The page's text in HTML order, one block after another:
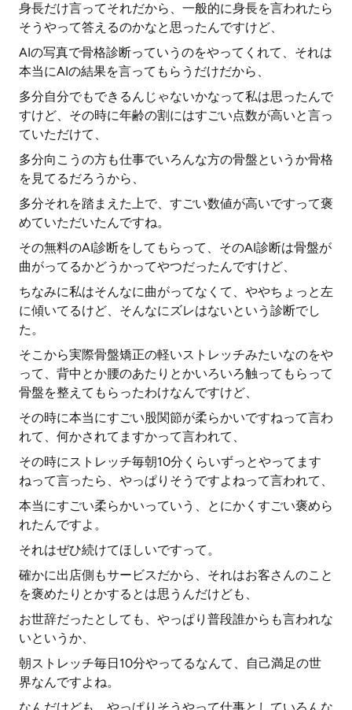
身長だけ言ってそれだから、一般的に身長を言われたら
そうやって答えるのかなと思ったんですけど、
AIの写真で骨格診断っていうのをやってくれて、それは
本当にAIの結果を言ってもらうだけだから、
多分自分でもできるんじゃないかなって私は思ったんで
すけど、その時に年齢の割にはすごい点数が高いと言っ
ていただけて、
多分向こうの方も仕事でいろんな方の骨盤というか骨格
を見てるだろうから、
多分それを踏まえた上で、すごい数値が高いですって褒
めていただいたんですね。
その無料のAI診断をしてもらって、そのAI診断は骨盤が
曲がってるかどうかってやつだったんですけど、
ちなみに私はそんなに曲がってなくて、ややちょっと左
に傾いてるけど、そんなにズレはないという診断でし
た。
そこから実際骨盤矯正の軽いストレッチみたいなのをや
って、背中とか腰のあたりとかいろいろ触ってもらって
骨盤を整えてもらったわけなんですけど、
その時に本当にすごい股関節が柔らかいですねって言わ
れて、何かされてますかって言われて、
その時にストレッチ毎朝10分くらいずっとやってます
ねって言ったら、やっぱりそうですよねって言われて、
本当にすごい柔らかいっていう、とにかくすごい褒めら
れたんですよ。
それはぜひ続けてほしいですって。
確かに出店側もサービスだから、それはお客さんのこと
を褒めたりとかするとは思うんだけども、
お世辞だったとしても、やっぱり普段誰からも言われな
いというか、
朝ストレッチ毎日10分やってるなんて、自己満足の世
界なんですよね。